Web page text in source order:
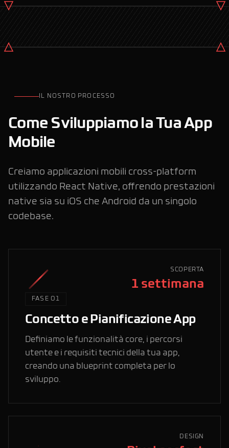
IL NOSTRO PROCESSO
Come Sviluppiamo la Tua App
Mobile
Creiamo applicazioni mobili cross-platform
utilizzando React Native, offrendo prestazioni
native sia su iOS che Android da un singolo
codebase.
SCOPERTA
1 settimana
FASE 01
Concetto e Pianificazione App
Definiamo le funzionalità core, i percorsi
utente e i requisiti tecnici della tua app,
creando una blueprint completa per lo
sviluppo.
DESIGN